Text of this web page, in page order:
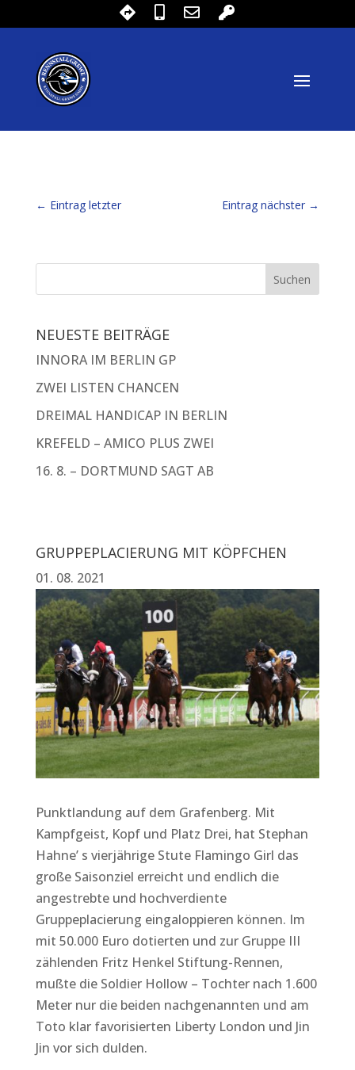
← Eintrag letzter Eintrag nächster →
NEUESTE BEITRÄGE
INNORA IM BERLIN GP
ZWEI LISTEN CHANCEN
DREIMAL HANDICAP IN BERLIN
KREFELD – AMICO PLUS ZWEI
16. 8. – DORTMUND SAGT AB
GRUPPEPLACIERUNG MIT KÖPFCHEN
01. 08. 2021
Punktlandung auf dem Grafenberg. Mit
Kampfgeist, Kopf und Platz Drei, hat Stephan
Hahne’ s vierjährige Stute Flamingo Girl das
große Saisonziel erreicht und endlich die
angestrebte und hochverdiente
Gruppeplacierung eingaloppieren können. Im
mit 50.000 Euro dotierten und zur Gruppe III
zählenden Fritz Henkel Stiftung-Rennen,
mußte die Soldier Hollow – Tochter nach 1.600
Meter nur die beiden nachgenannten und am
Toto klar favorisierten Liberty London und Jin
Jin vor sich dulden.